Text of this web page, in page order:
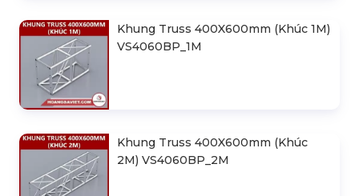
Khung Truss 400X600mm (Khúc 1M)
VS4060BP_1M
Khung Truss 400X600mm (Khúc
2M) VS4060BP_2M